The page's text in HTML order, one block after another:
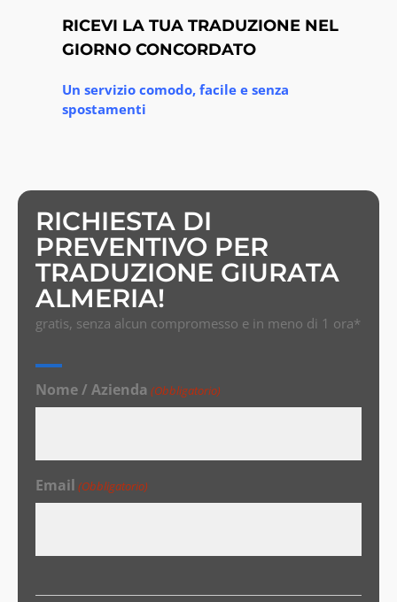
RICEVI LA TUA TRADUZIONE NEL
GIORNO CONCORDATO
Un servizio comodo, facile e senza
spostamenti
RICHIESTA DI
PREVENTIVO PER
TRADUZIONE GIURATA
ALMERIA!
gratis, senza alcun compromesso e in meno di 1 ora*
Nome / Azienda (Obbligatorio)
Email (Obbligatorio)